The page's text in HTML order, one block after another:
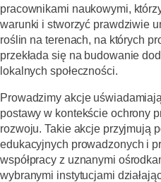
pracownikami naukowymi,
warunki i stworzyć prawdziwie
roślin na terenach, na których
przekłada się na budowanie
lokalnych społeczności.
Prowadzimy akcje
postawy w kontekście ochrony
rozwoju. Takie akcje przyjmują
edukacyjnych prowadzonych i
współpracy z uznanymi
wybranymi instytucjami